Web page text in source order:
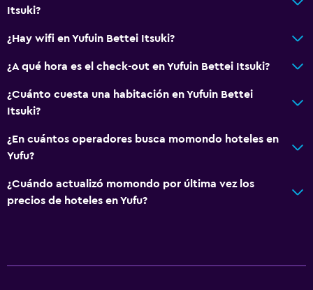
Itsuki?
¿Hay wifi en Yufuin Bettei Itsuki?
¿A qué hora es el check-out en Yufuin Bettei Itsuki?
¿Cuánto cuesta una habitación en Yufuin Bettei
Itsuki?
¿En cuántos operadores busca momondo hoteles en
Yufu?
¿Cuándo actualizó momondo por última vez los
precios de hoteles en Yufu?